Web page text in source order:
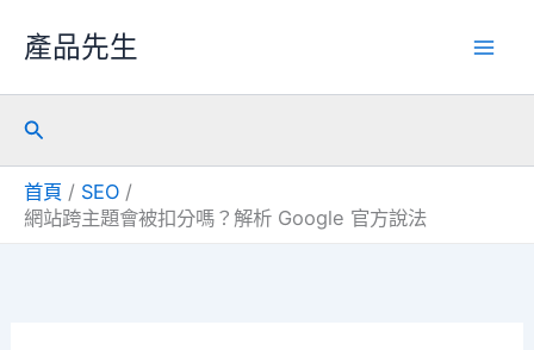
主
內
產品先生
搜
尋
首頁
SEO
網站跨主題會被扣分嗎？解析 Google 官方說法